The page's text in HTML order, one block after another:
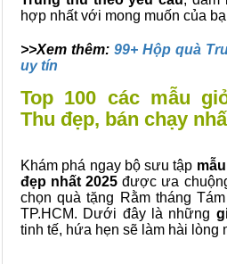
hợp nhất với mong muốn của
>>Xem thêm: 99+ Hộp quà
uy tín
Top 100 các mẫu
Thu đẹp, bán chạy
Khám phá ngay bộ sưu tập
đẹp nhất 2025 được ưa
chọn quà tặng Rằm tháng
TP.HCM. Dưới đây là những
tinh tế, hứa hẹn sẽ làm hài lòng